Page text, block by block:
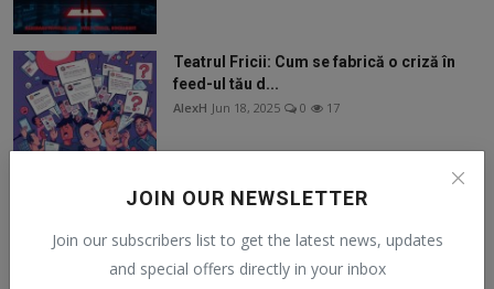
JOIN OUR NEWSLETTER
Join our subscribers list to get the latest news, updates
and special offers directly in your inbox
Teatrul Fricii: Cum se fabrică o criză în
feed-ul tău d...
AlexH Jun 18, 2025 0 17
Efectul Amazon Prime: De ce Conveniența
a Învins Prețul...